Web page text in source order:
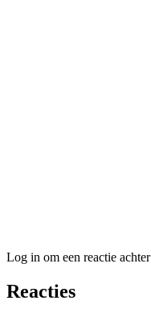
Log in om een reactie
Reacties